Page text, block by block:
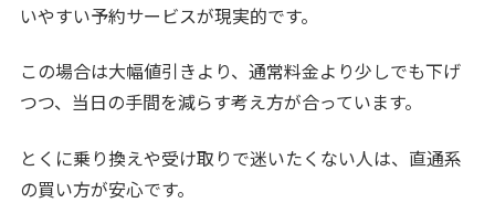
いやすい予約サービスが現実的です。
この場合は大幅値引きより、通常料金より少しでも下げ
つつ、当日の手間を減らす考え方が合っています。
とくに乗り換えや受け取りで迷いたくない人は、直通系
の買い方が安心です。